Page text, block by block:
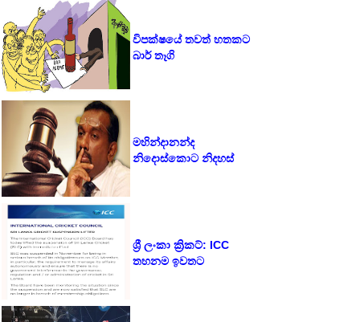
විපක්ෂයේ තවත් හතකට
බාර් තෑගි
මහින්දානන්ද
නිදොස්කොට නිදහස්
ශ්‍රී ලංකා ක්‍රිකට්: ICC
තහනම ඉවතට